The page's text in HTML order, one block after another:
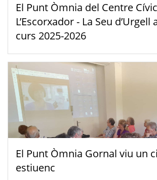
El Punt Òmnia del Centre Cívic
L’Escorxador - La Seu
curs 2025-2026
El Punt Òmnia Gornal viu un
estiuenc